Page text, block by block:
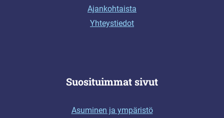
Ajankohtaista
Yhteystiedot
Suosituimmat sivut
Asuminen ja ympäristö